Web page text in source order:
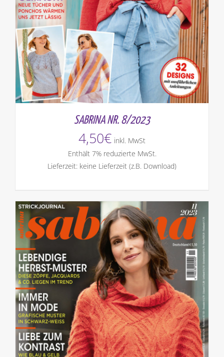
SABRINA NR. 8/2023
4,50€ inkl. MwSt
Enthält 7% reduzierte MwSt.
Lieferzeit: keine Lieferzeit (z.B. Download)